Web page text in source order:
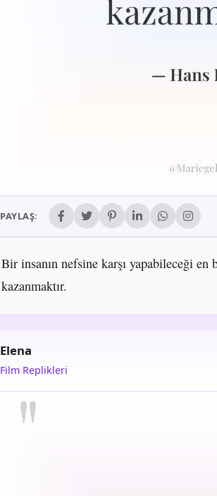
PAYLAŞ:
Bir insanın nefsine karşı yapabileceği en
kazanmaktır.
Elena
Film Replikleri